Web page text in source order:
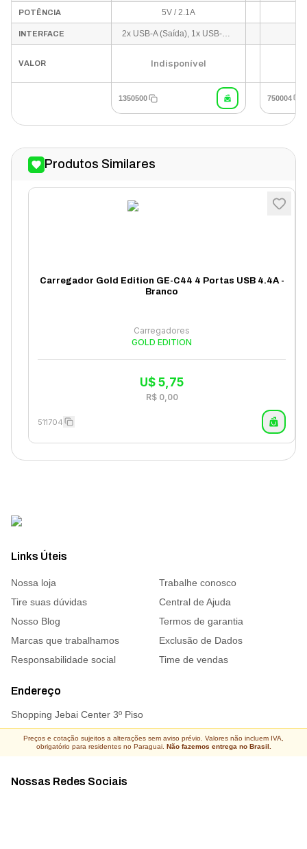
POTÊNCIA 5V / 2.1A
INTERFACE 2x USB-A (Saída), 1x USB-C (Entrada), 1x Micro USB (Entrada)
VALOR Indisponível
1350500 750004
Produtos Similares
Carregador Gold Edition GE-C44 4 Portas USB 4.4A -
Branco
Carregadores
GOLD EDITION
U$ 5,75
R$ 0,00
511704
Links Úteis
Nossa loja
Trabalhe conosco
Tire suas dúvidas
Central de Ajuda
Nosso Blog
Termos de garantia
Marcas que trabalhamos
Exclusão de Dados
Responsabilidade social
Time de vendas
Endereço
Shopping Jebai Center 3º Piso
Nossas Redes Sociais
Preços e cotação sujeitos a alterações sem aviso prévio. Valores não incluem IVA,
obrigatório para residentes no Paraguai. Não fazemos entrega no Brasil.